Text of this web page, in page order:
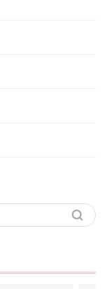
術講座